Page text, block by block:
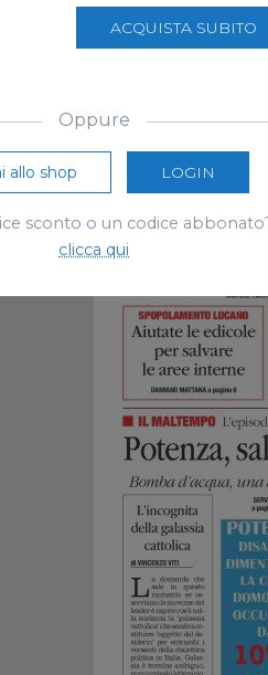
ACQUISTA SUBITO
Oppure
allo shop LOGIN
sconto o un codice
clicca qui